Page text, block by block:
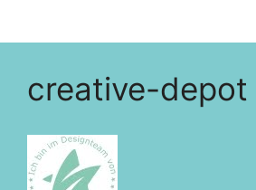
creative-depot